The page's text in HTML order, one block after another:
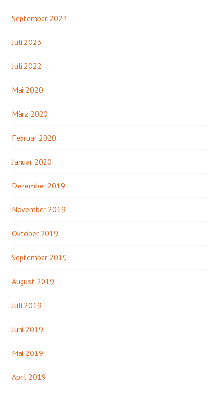
September 2024
Juli 2023
Juli 2022
Mai 2020
März 2020
Februar 2020
Januar 2020
Dezember 2019
November 2019
Oktober 2019
September 2019
August 2019
Juli 2019
Juni 2019
Mai 2019
April 2019